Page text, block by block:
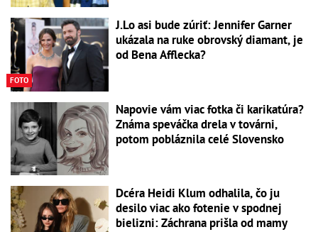
FOTO
J.Lo asi bude zúriť: Jennifer Garner
ukázala na ruke obrovský diamant, je
od Bena Afflecka?
Napovie vám viac fotka či karikatúra?
Známa speváčka drela v továrni,
potom pobláznila celé Slovensko
Dcéra Heidi Klum odhalila, čo ju
desilo viac ako fotenie v spodnej
bielizni: Záchrana prišla od mamy